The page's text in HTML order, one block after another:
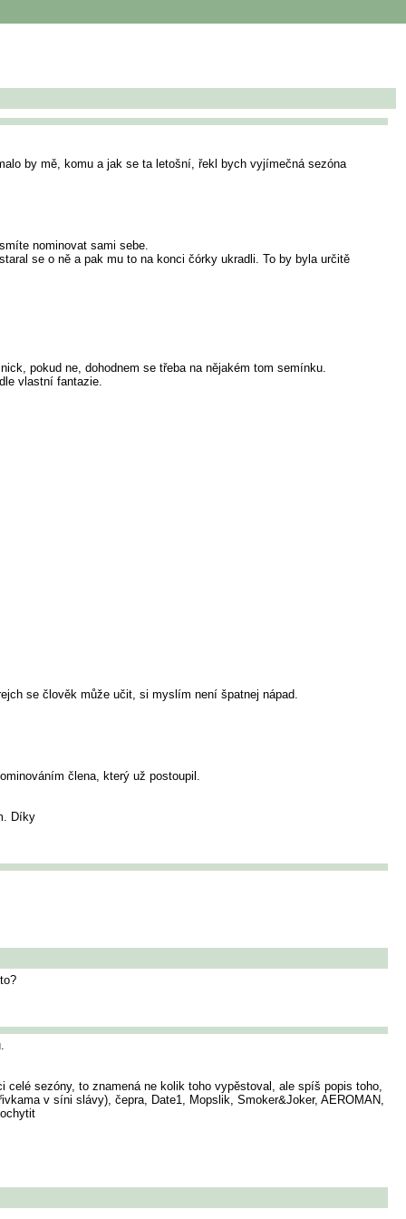
by mě, komu a jak se ta letošní, řekl bych vyjímečná sezóna
nominovat sami sebe.
se o ně a pak mu to na konci čórky ukradli. To by byla určitě
pokud ne, dohodnem se třeba na nějakém tom semínku.
vlastní fantazie.
se člověk může učit, si myslím není špatnej nápad.
člena, který už postoupil.
Díky
sezóny, to znamená ne kolik toho vypěstoval, ale spíš popis toho,
v síni slávy), čepra, Date1, Mopslik, Smoker&Joker, AEROMAN,